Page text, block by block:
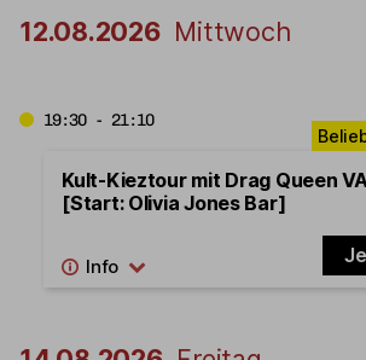
12.08.2026 Mittwoch
19:30 - 21:10
Kult-Kieztour mit Drag Queen
[Start: Olivia Jones Bar]